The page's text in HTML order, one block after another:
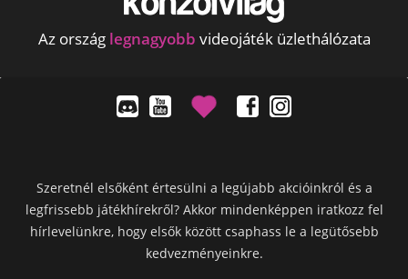
Az ország legnagyobb videojáték üzlethálózata
Szeretnél elsőként értesülni a legújabb akcióinkról és a
legfrissebb játékhírekről? Akkor mindenképpen iratkozz fel
hírlevelünkre, hogy elsők között csaphass le a legütősebb
kedvezményeinkre.